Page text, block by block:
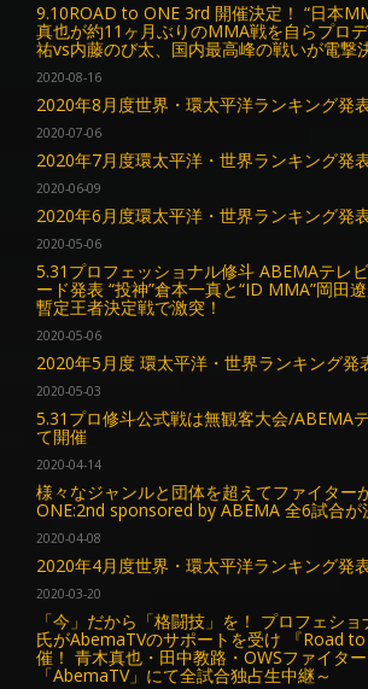
9.10ROAD to ONE 3rd 開催決定！ “日本
真也が約11ヶ月ぶりのMMA戦を自らプロ
祐vs内藤のび太、国内最高峰の戦いが電撃
2020-08-16
2020年8月度世界・環太平洋ランキング発
2020-07-06
2020年7月度環太平洋・世界ランキング発
2020-06-09
2020年6月度環太平洋・世界ランキング発
2020-05-06
5.31プロフェッショナル修斗 ABEMAテレ
ード発表 “投神”倉本一真と“ID MMA”岡田
暫定王者決定戦で激突！
2020-05-06
2020年5月度 環太平洋・世界ランキング発
2020-05-03
5.31プロ修斗公式戦は無観客大会/ABEMA
て開催
2020-04-14
様々なジャンルと団体を超えてファイター
ONE:2nd sponsored by ABEMA 全6試合が
2020-04-08
2020年4月度世界・環太平洋ランキング発
2020-03-20
「今」だから「格闘技」を！ プロフェシ
氏がAbemaTVのサポートを受け 『Road
催！ 青木真也・田中教路・OWSファイタ
「AbemaTV」にて全試合独占生中継～